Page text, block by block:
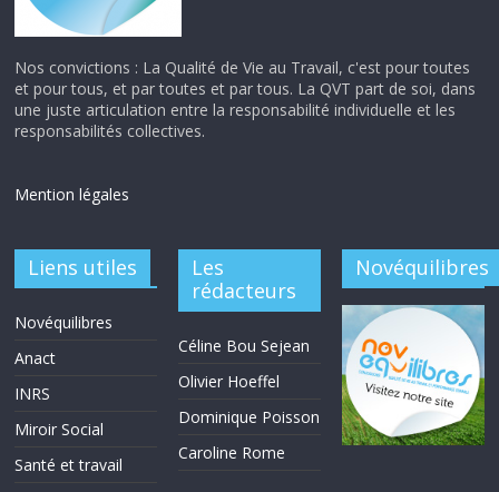
Nos convictions : La Qualité de Vie au Travail, c'est pour toutes
et pour tous, et par toutes et par tous. La QVT part de soi, dans
une juste articulation entre la responsabilité individuelle et les
responsabilités collectives.
Mention légales
Liens utiles
Novéquilibres
Anact
INRS
Miroir Social
Santé et travail
Les
rédacteurs
Céline Bou Sejean
Olivier Hoeffel
Dominique Poisson
Caroline Rome
Novéquilibres